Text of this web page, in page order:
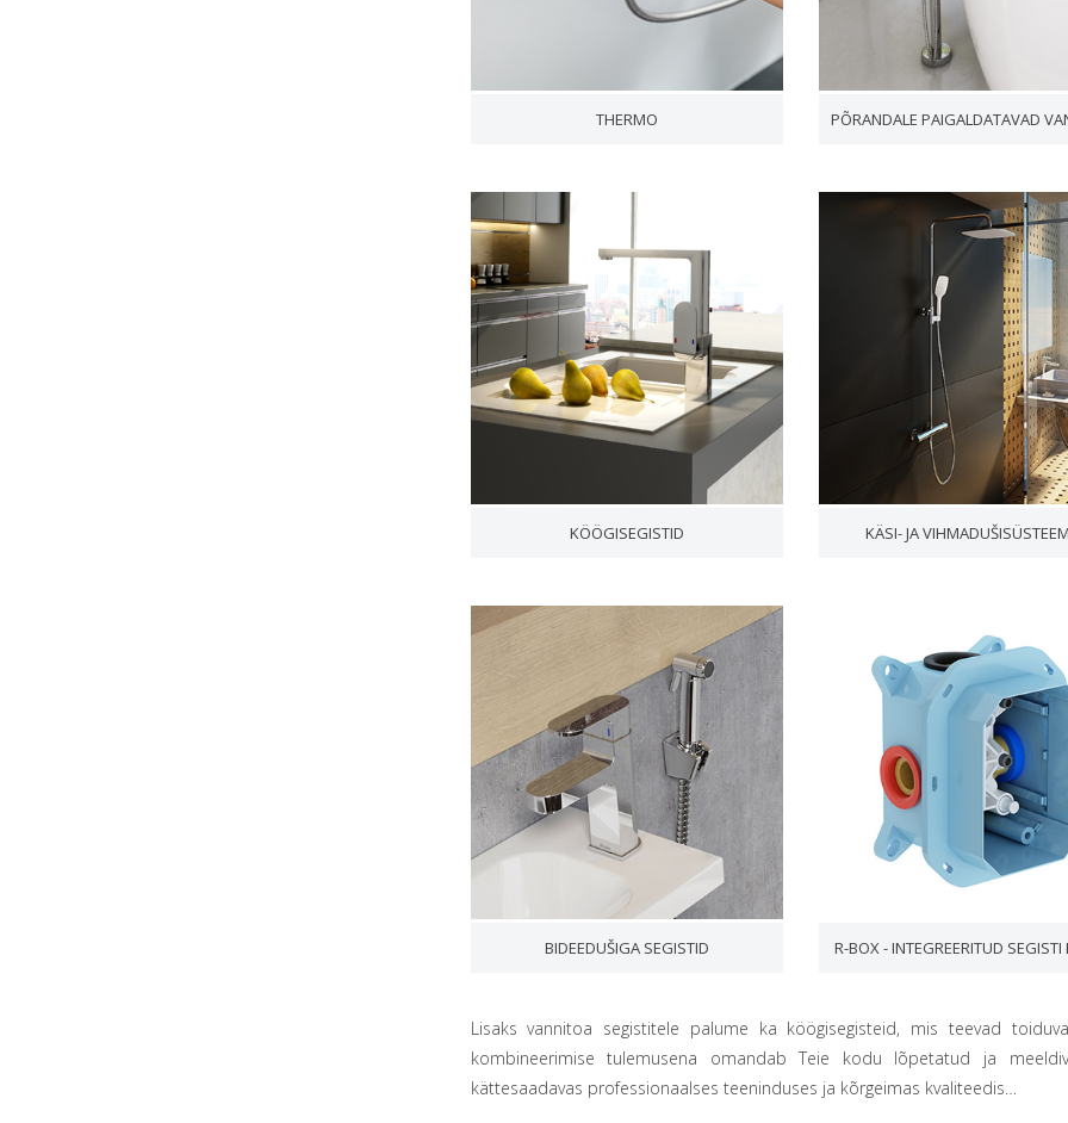
THERMO
KÖÖGISEGISTID KÄSI- JA
BIDEEDUŠIGA SEGISTID R-BOX - INTEGREERITUD SEGISTI
Lisaks vannitoa segistitele palume ka köögisegisteid, mis teevad
kombineerimise tulemusena omandab Teie kodu lõpetatud ja
kättesaadavas professionaalses teeninduses ja kõrgeimas kvaliteedis…